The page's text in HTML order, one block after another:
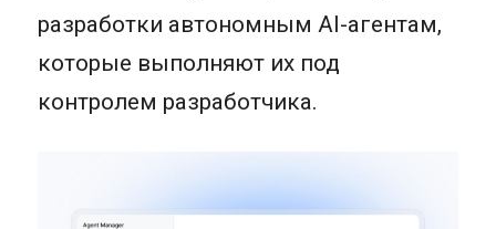
разработки автономным AI-агентам,
которые выполняют их под
контролем разработчика.